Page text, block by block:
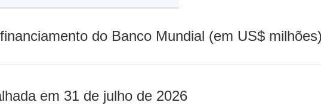
do Banco Mundial (em US$
em 31 de julho de 2026